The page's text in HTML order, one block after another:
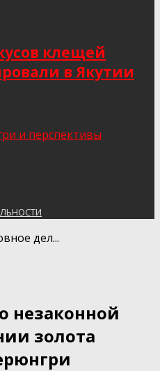
клещей
в Якутии
и перспективы
дел...
незаконной
золота